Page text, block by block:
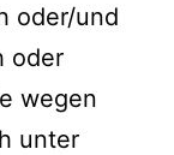
oder/und
oder
wegen
unter